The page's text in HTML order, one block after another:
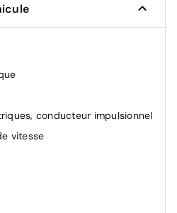
conducteur impulsionnel
vitesse
de vitesse